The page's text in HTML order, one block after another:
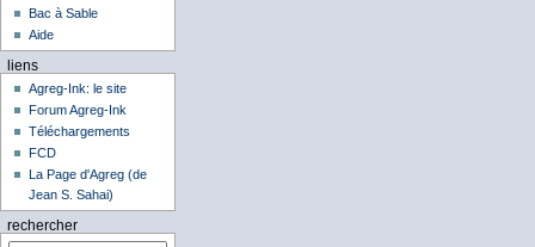
Bac à Sable
Aide
liens
Agreg-Ink: le site
Forum Agreg-Ink
Téléchargements
FCD
La Page d'Agreg (de
Jean S. Sahai)
rechercher